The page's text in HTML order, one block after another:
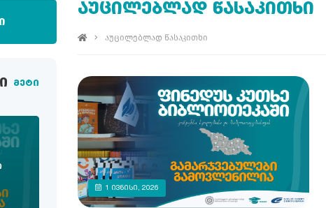
მეტი
ᲐᲣᲪᲘᲚᲔᲑᲚᲐᲓ ᲬᲐᲡᲐᲙᲘᲗᲮᲘ
აუცილებლად წასაკითხი
1 ᲘᲕᲜᲘᲡᲘ, 2026